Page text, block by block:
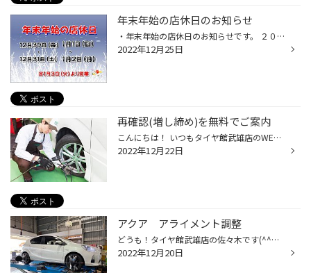
年末年始の店休日のお知らせ
・年末年始の店休日のお知らせです。 ２０２２年 １２月３０日(金)・１２月３１日(土) ２０２３年 １月１日(日)・１月２日(月) となっております。 ・年始の営業開始は ２０２３年１月３日(火)からとなります。 ※年内のご予約はありがたいことに どの時間帯も埋まっております。 ご了承ください。 ☆...
2022年12月25日
再確認(増し締め)を無料でご案内
こんにちは！ いつもタイヤ館武雄店のWEBをご覧いただき ありがとうございます。(^^) タイヤをご購入いただいたお客様に大切なご案内です。 新品タイヤ装着直後は まだ路面の熱にタイヤが慣れていないため タイヤの空気圧が低下する場合がございます。 タイヤ館でタイヤをご購入されたお客様は 100k...
2022年12月22日
アクア アライメント調整
どうも！タイヤ館武雄店の佐々木です(^^♪ 本当に最近増えております(笑) アクアのアライメント調整です！ 【車種】アクア 【作業内容】アライメント調整 タイヤの角度を測定します。 前輪（調整前） 下段の赤くなっている数値が タイヤの向き(トー)を示しております。 この場合、内股状態(トーイン)...
2022年12月20日